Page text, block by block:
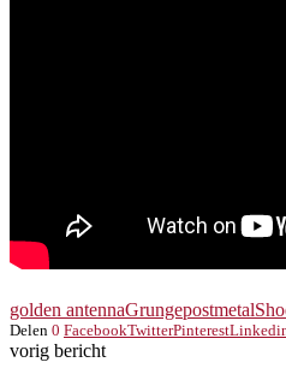
golden antennaGrungepostmetal
Delen 0 FacebookTwitterPinterest
vorig bericht